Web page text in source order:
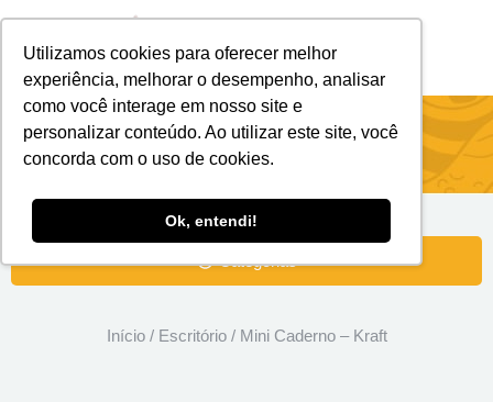
Utilizamos cookies para oferecer melhor
experiência, melhorar o desempenho, analisar
como você interage em nosso site e
personalizar conteúdo. Ao utilizar este site, você
concorda com o uso de cookies.
Ok, entendi!
Mini Caderno – Kraft
Categorias
Início/ Escritório/ Mini Caderno – Kraft